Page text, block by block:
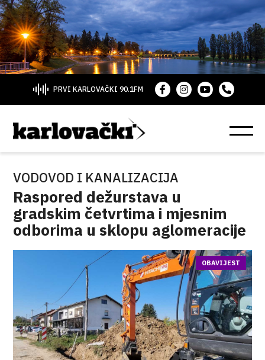
PRVI KARLOVAČKI 90.1FM
VODOVOD I KANALIZACIJA
Raspored dežurstava u
gradskim četvrtima i mjesnim
odborima u sklopu aglomeracije
OBAVIJEST